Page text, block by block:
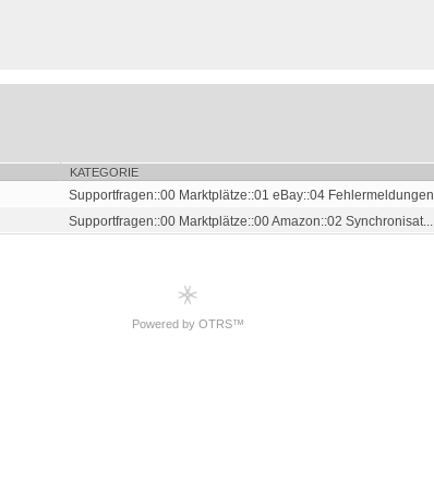
KATEGORIE
Supportfragen::00 Marktplätze::01 eBay::04 Fehlermeldungen
Supportfragen::00 Marktplätze::00 Amazon::02 Synchronisat...
Powered by OTRS™